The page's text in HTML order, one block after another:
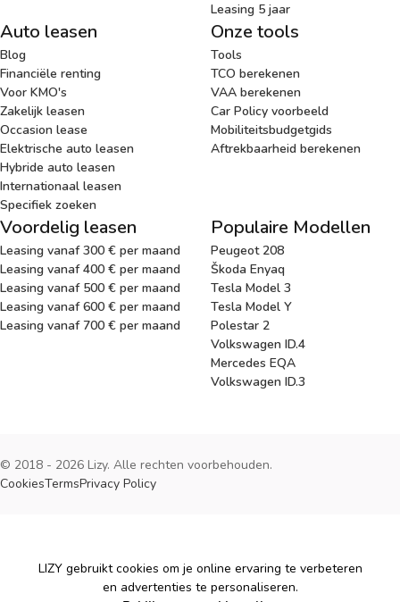
Leasing 5 jaar
Auto leasen
Blog
Financiële renting
Voor KMO's
Zakelijk leasen
Occasion lease
Elektrische auto leasen
Hybride auto leasen
Internationaal leasen
Specifiek zoeken
Onze tools
Tools
TCO berekenen
VAA berekenen
Car Policy voorbeeld
Mobiliteitsbudgetgids
Aftrekbaarheid berekenen
Voordelig leasen
Leasing vanaf 300 € per maand
Leasing vanaf 400 € per maand
Leasing vanaf 500 € per maand
Leasing vanaf 600 € per maand
Leasing vanaf 700 € per maand
Populaire Modellen
Peugeot 208
Škoda Enyaq
Tesla Model 3
Tesla Model Y
Polestar 2
Volkswagen ID.4
Mercedes EQA
Volkswagen ID.3
© 2018 - 2026 Lizy. Alle rechten voorbehouden.
CookiesTermsPrivacy Policy
Cookies
LIZY gebruikt cookies om je online ervaring te verbeteren
en advertenties te personaliseren.